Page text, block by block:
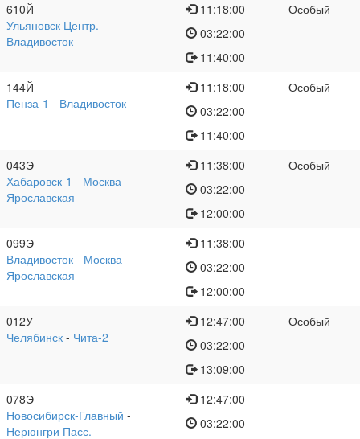
610Й
Ульяновск Центр. -
Владивосток
11:18:00
03:22:00
11:40:00
Особый
144Й
Пенза-1 - Владивосток
11:18:00
03:22:00
11:40:00
Особый
043Э
Хабаровск-1 - Москва
Ярославская
11:38:00
03:22:00
12:00:00
Особый
099Э
Владивосток - Москва
Ярославская
11:38:00
03:22:00
12:00:00
012У
Челябинск - Чита-2
12:47:00
03:22:00
13:09:00
Особый
078Э
Новосибирск-Главный -
Нерюнгри Пасс.
12:47:00
03:22:00